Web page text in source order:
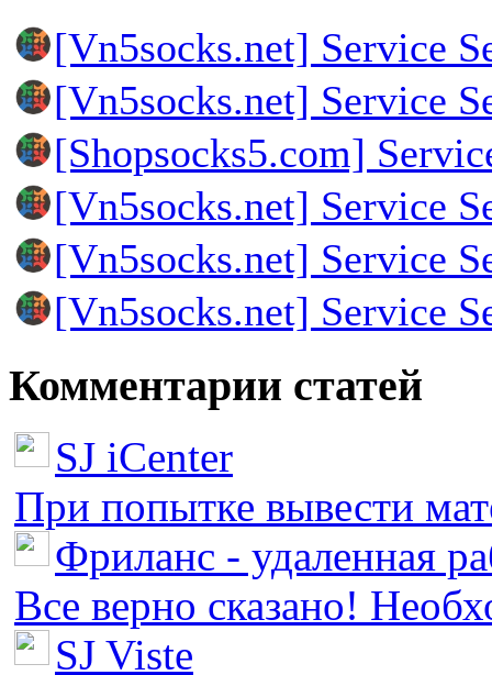
[Vn5socks.net] Service
[Vn5socks.net] Service
[Shopsocks5.com]
[Vn5socks.net] Service
[Vn5socks.net] Service
[Vn5socks.net] Service
Комментарии статей
SJ iCenter
При попытке вывести
Фриланс - удаленная
Все верно сказано!
SJ Viste